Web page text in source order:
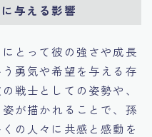
与える影響
とって彼の強さや成長
勇気や希望を与える存
戦士としての姿勢や、
が描かれることで、孫
の人々に共感と感動を